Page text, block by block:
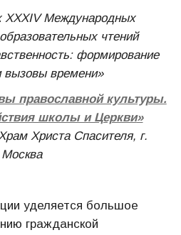
XXХIV Международных
чтений
формирование
вызовы времени»
православной культуры.
школы и Церкви»
Христа Спасителя, г.
Москва
уделяется большое
гражданской